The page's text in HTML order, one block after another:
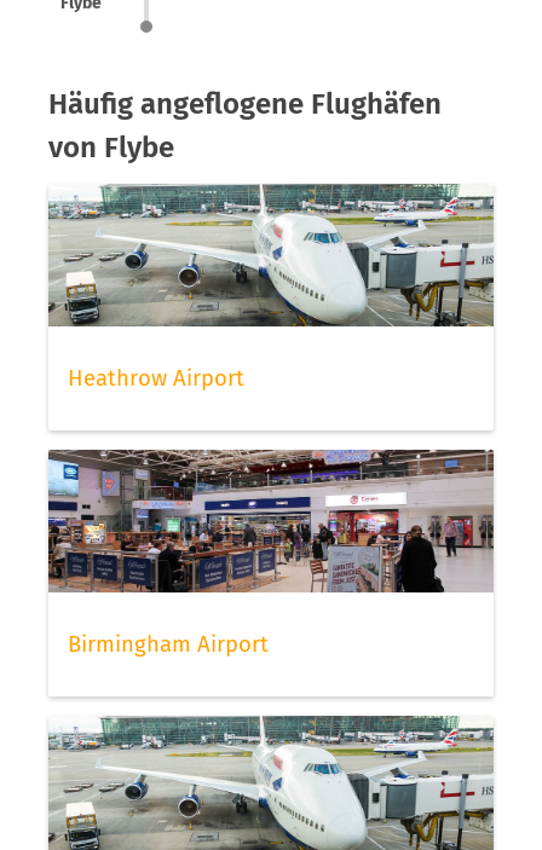
Häufig angeflogene Flughäfen
von Flybe
Heathrow Airport
Birmingham Airport